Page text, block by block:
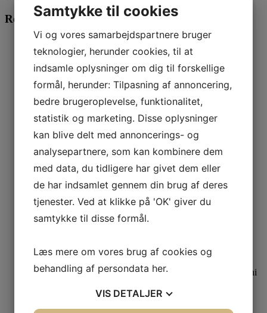
Relaterede varer
Læs mere
Brit Jerky Chicken Fillets
28,00kr.
Brit Functional Snack – Light Rabbit
28,00 kr.
Læs mere
Dolina noteci Superfood Lufttørret – Lam & Rejer Mini
109,00kr.
Læs mere
Brit Dental Stick – Calm
Læs mere
Dolina noteci Superfood Lufttørret – Kalv & Perlehøne Mini
Samtykke til cookies
Vi og vores samarbejdspartnere bruger
teknologier, herunder cookies, til at
indsamle oplysninger om dig til forskellige
formål, herunder: Tilpasning af annoncering,
bedre brugeroplevelse, funktionalitet,
statistik og marketing. Disse oplysninger
kan blive delt med annoncerings- og
analysepartnere, som kan kombinere dem
med data, du tidligere har givet dem eller
de har indsamlet gennem din brug af deres
tjenester. Ved at klikke på 'OK' giver du
samtykke til disse formål.
Læs mere om vores brug af cookies og
behandling af persondata her.
VIS DETALJER